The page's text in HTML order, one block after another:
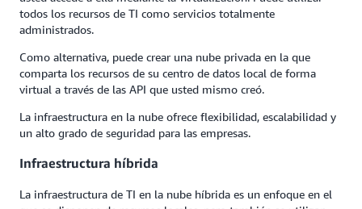
todos los recursos de TI como servicios totalmente
administrados.
Como alternativa, puede crear una nube privada en la que
comparta los recursos de su centro de datos local de forma
virtual a través de las API que usted mismo creó.
La infraestructura en la nube ofrece flexibilidad, escalabilidad y
un alto grado de seguridad para las empresas.
Infraestructura híbrida
La infraestructura de TI en la nube híbrida es un enfoque en el